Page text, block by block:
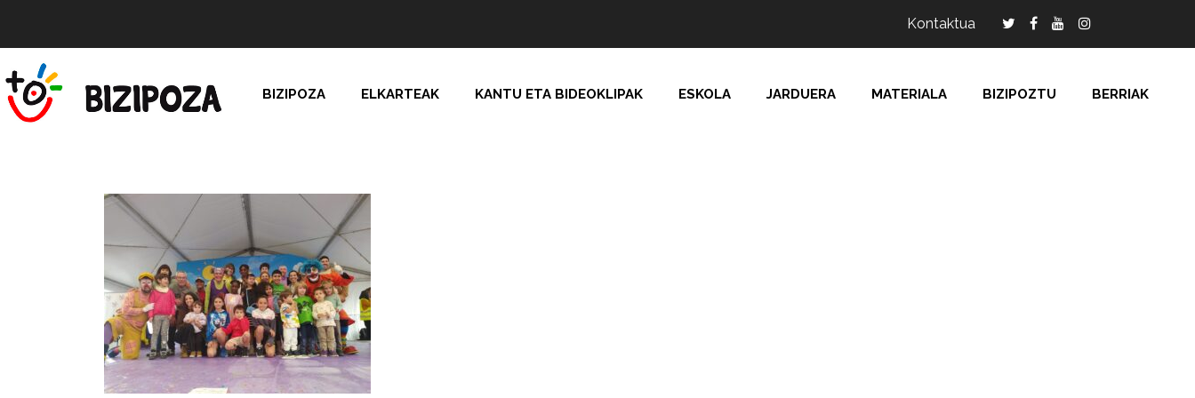
Kontaktua
BIZIPOZA ELKARTEAK KANTU ETA BIDEOKLIPAK ESKOLA JARDUERA MATERIALA BIZIPOZTU BERRIAK